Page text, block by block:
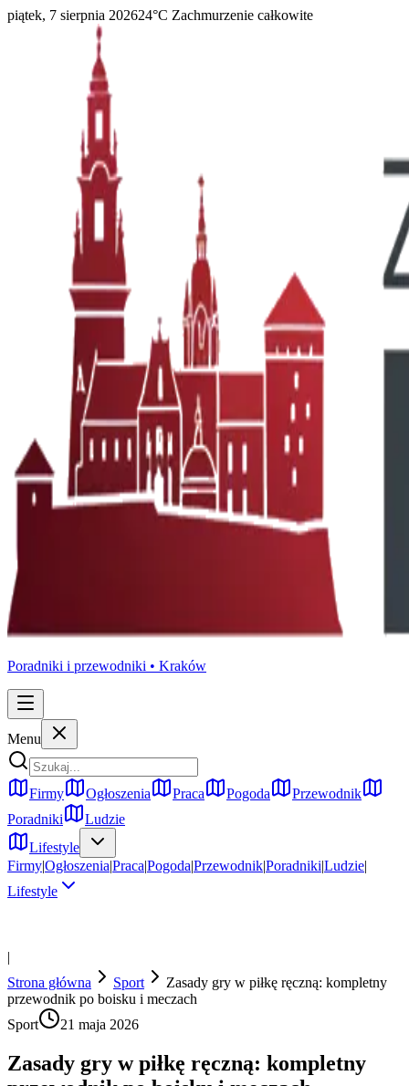
piątek, 7 sierpnia 202624°C Zachmurzenie całkowite
Poradniki i przewodniki • Kraków
Menu
Firmy Ogłoszenia Praca Pogoda
Przewodnik
Poradniki
Ludzie
Lifestyle
Firmy|Ogłoszenia|Praca|Pogoda|Przewodnik|Poradniki|Ludzie|
Lifestyle
|
Strona główna
Sport
Zasady gry w piłkę ręczną: kompletny
przewodnik po boisku i meczach
Sport
21 maja 2026
Zasady gry w piłkę ręczną: kompletny